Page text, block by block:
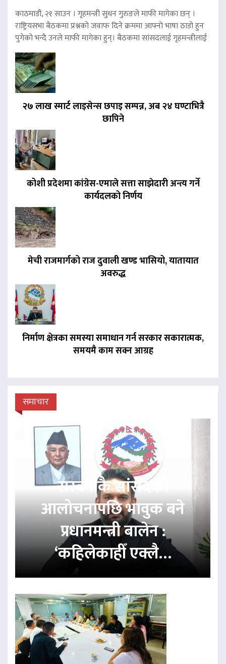
काठमाडौं, २१ साउन । गृहमन्त्री सुधन गुरुङले माफी मागेका छन् ।
राष्ट्रियसभा बैठकमा प्रश्नको जवाफ दिने क्रममा आफ्नो भाषा ठाडो हुन
पुगेको भन्दै उनले माफी मागेका हुन्। बैठकमा सांसदलाई गृहमन्त्रीलाई
२७ लाख स्मार्ट लाइसेन्स छपाइ सम्पन्न, अब २४ घण्टाभित्रै
छापिने
कोशी प्रदेशमा कांग्रेस-एमाले सत्ता साझेदारी अन्त्य गर्ने
कार्यदलको निर्णय
मेची राजमार्गको राज दुवाली खण्ड भासियो, यातायात
अवरुद्ध
निर्माण क्षेत्रका समस्या समाधान गर्न सरकार सकारात्मक,
समयमै काम सक्न आग्रह
समाचार
रास्वपाकै सांसदको
आलोचनापछि भावुक बने
प्रधानमन्त्री बालेन :
‘कहिलेकाहीँ एक्लै…